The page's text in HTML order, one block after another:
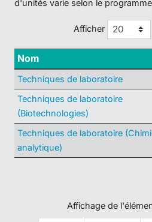
d'unités varie selon le
Afficher
Nom
Techniques de laboratoire
Techniques de laboratoire
(Biotechnologies)
Techniques de laboratoire
analytique)
Affichage de